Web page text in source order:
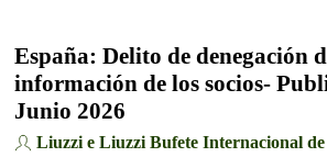
España: Delito de denegación
información de los socios-
Junio 2026
Liuzzi e Liuzzi Bufete Internacional de